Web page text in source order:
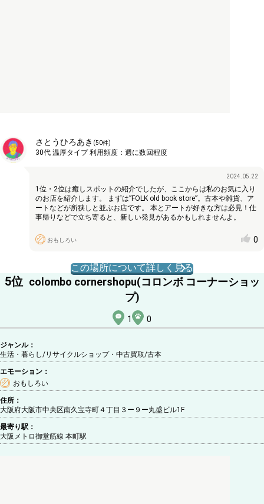
さとうひろあき (50件)
30代 温厚タイプ利用頻度： 週に数回程度
2024.05.22
1位・2位は癒しスポットの紹介でしたが、ここからは私のお気に入り
のお店を紹介します。 まずは”FOLK old book store”。古本や雑貨、ア
ートなどが所狭しと並ぶお店です。 本とアートが好きな方は必見！仕
事帰りなどで立ち寄ると、新しい発見があるかもしれませんよ。
おもしろい 0
この場所について詳しく見る
5位 colombo cornershopu(コロンボ コーナーショッ
プ)
1 0
ジャンル：
生活・暮らし/リサイクルショップ・中古買取/古本
エモーション：
おもしろい
住所：
大阪府大阪市中央区南久宝寺町４丁目３ー９ー丸盛ビル1F
最寄り駅：
大阪メトロ御堂筋線 本町駅